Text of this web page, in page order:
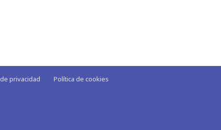
privacidad Política de cookies